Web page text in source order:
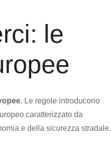
le
. Le regole introducono
caratterizzato da
e della sicurezza stradale.